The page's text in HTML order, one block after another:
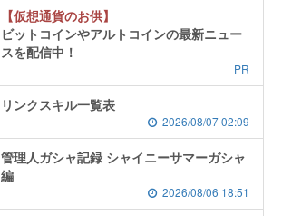
【仮想通貨のお供】
ビットコインやアルトコインの最新ニュー
スを配信中！
PR
リンクスキル一覧表
2026/08/07 02:09
管理人ガシャ記録 シャイニーサマーガシャ
編
2026/08/06 18:51